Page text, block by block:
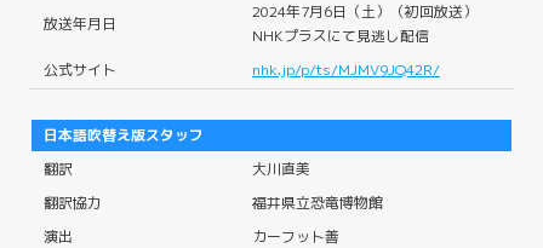
放送年月日
2024年7月6日（土）（初回放送）
NHKプラスにて見逃し配信
公式サイト
nhk.jp/p/ts/MJMV9JQ42R/
日本語吹替え版スタッフ
翻訳
大川直美
翻訳協力
福井県立恐竜博物館
演出
カーフット善